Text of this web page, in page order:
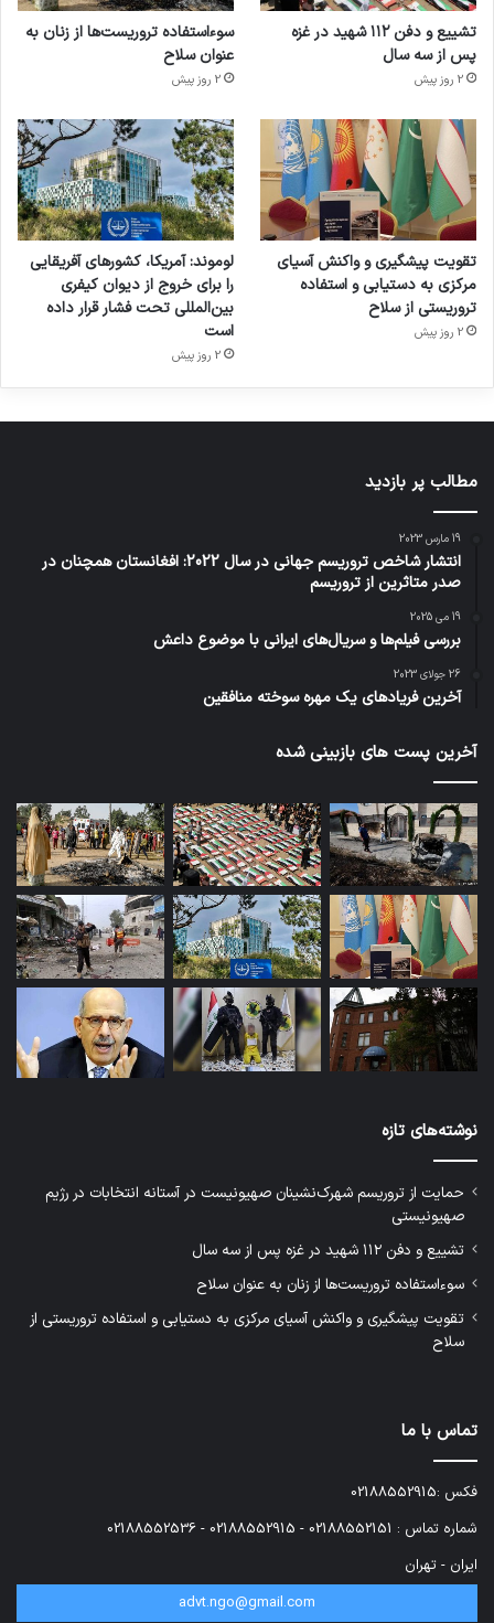
تشییع و دفن ۱۱۲ شهید در غزه
پس از سه سال
2 روز پیش
سوءاستفاده تروریست‌ها از زنان به
عنوان سلاح
2 روز پیش
تقویت پیشگیری و واکنش آسیای
مرکزی به دستیابی و استفاده
تروریستی از سلاح
2 روز پیش
لوموند: آمریکا، کشورهای آفریقایی
را برای خروج از دیوان کیفری
بین‌المللی تحت فشار قرار داده
است
2 روز پیش
مطالب پر بازدید
19 مارس 2023
انتشار شاخص تروریسم جهانی در سال 2022: افغانستان همچنان در
صدر متاثرین از تروریسم
19 می 2025
بررسی فیلم‌ها و سریال‌های ایرانی با موضوع داعش
26 جولای 2023
آخرین فریادهای یک مهره سوخته منافقین
آخرین پست های بازبینی شده
نوشته‌های تازه
حمایت از تروریسم شهرک‌نشینان صهیونیست در آستانه انتخابات در رژیم
صهیونیستی
تشییع و دفن ۱۱۲ شهید در غزه پس از سه سال
سوءاستفاده تروریست‌ها از زنان به عنوان سلاح
تقویت پیشگیری و واکنش آسیای مرکزی به دستیابی و استفاده تروریستی از
سلاح
تماس با ما
فکس :02188552915
شماره تماس : 02188552151 - 02188552915 - 02188552536
ایران - تهران
advt.ngo@gmail.com